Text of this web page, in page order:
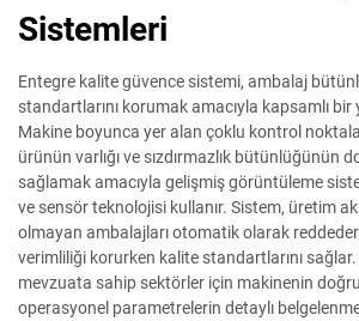
Sistemleri
Entegre kalite güvence sistemi, ambalaj
standartlarını korumak amacıyla kapsamlı bir
Makine boyunca yer alan çoklu kontrol
ürünün varlığı ve sızdırmazlık bütünlüğünün
sağlamak amacıyla gelişmiş görüntüleme
ve sensör teknolojisi kullanır. Sistem, üretim
olmayan ambalajları otomatik olarak
verimliliği korurken kalite standartlarını sağlar.
mevzuata sahip sektörler için makinenin
operasyonel parametrelerin detaylı